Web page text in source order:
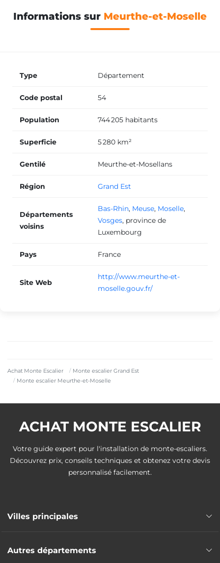
Achat Monte Escalier
Monte escalier Grand Est
Monte escalier Meurthe-et-Moselle
Monte escalier Dieulouard
Monte escalier Saulxures-lès-Nancy
Monte escalier Baccarat
Informations sur Meurthe-et-Moselle
Type Département
Code postal 54
Population 744 205 habitants
Superficie 5 280 km²
Gentilé Meurthe-et-Mosellans
Région Grand Est
Départements
voisins
Bas-Rhin, Meuse, Moselle,
Vosges, province de
Luxembourg
Pays France
Site Web
http://www.meurthe-et-
moselle.gouv.fr/
ACHAT MONTE ESCALIER
Votre guide expert pour l'installation de monte-escaliers.
Découvrez prix, conseils techniques et obtenez votre devis
personnalisé facilement.
Villes principales
Monte escalier Vandœuvre-lès-Nancy
Autres départements